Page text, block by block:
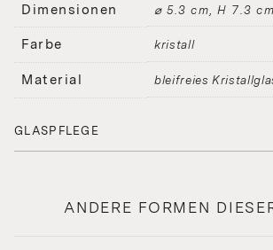
Dimensionen ⌀ 5.3 cm, H 7.3 cm
Farbe kristall
Material bleifreies
GLASPFLEGE
ANDERE FORMEN